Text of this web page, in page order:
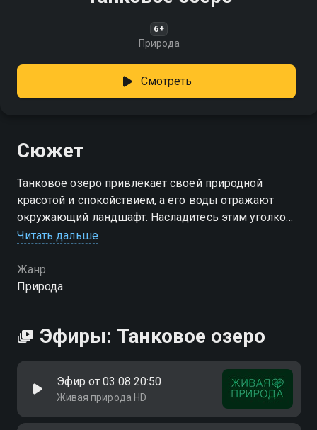
6+
Природа
Смотреть
Сюжет
Танковое озеро привлекает своей природной
красотой и спокойствием, а его воды отражают
окружающий ландшафт. Насладитесь этим уголком
природы!
Читать дальше
Жанр
Природа
Эфиры: Танковое озеро
Эфир от 03.08 20:50
Живая природа HD